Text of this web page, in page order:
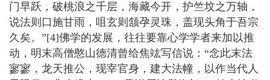
门早跃，破桃浪之千层，海藏今开，护竺坟之万轴，
说法则口施甘雨，咀玄则颔孕灵珠，盖现头角于吾宗
久矣。”[4]佛学的发展，往往要靠心学学者来加以推
动，明末高僧憨山德清曾给焦竑写信说：“念此末法
寥寥，龙天推公，现宰官身，建大法幢，以作当代人